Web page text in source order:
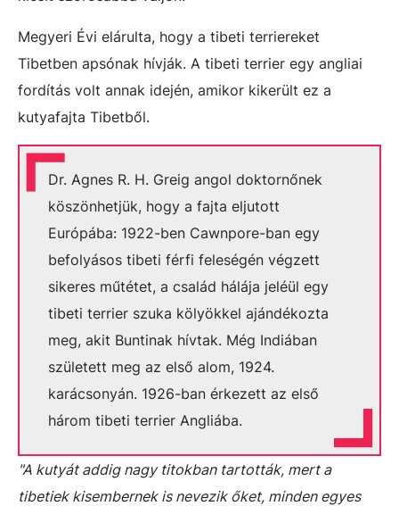
Megyeri Évi elárulta, hogy a tibeti terriereket
Tibetben apsónak hívják. A tibeti terrier egy angliai
fordítás volt annak idején, amikor kikerült ez a
kutyafajta Tibetből.
Dr. Agnes R. H. Greig angol doktornőnek
köszönhetjük, hogy a fajta eljutott
Európába: 1922-ben Cawnpore-ban egy
befolyásos tibeti férfi feleségén végzett
sikeres műtétet, a család hálája jeléül egy
tibeti terrier szuka kölyökkel ajándékozta
meg, akit Buntinak hívtak. Még Indiában
született meg az első alom, 1924.
karácsonyán. 1926-ban érkezett az első
három tibeti terrier Angliába.
"A kutyát addig nagy titokban tartották, mert a
tibetiek kisembernek is nevezik őket, minden egyes